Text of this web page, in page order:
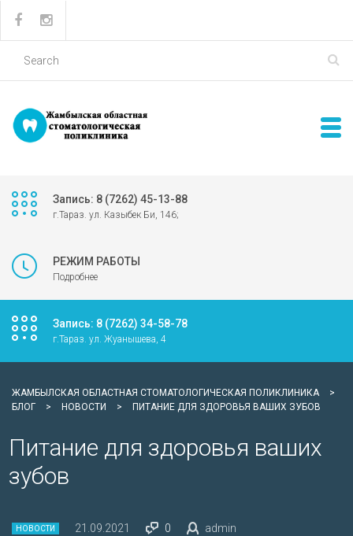
Запись: 8 (7262) 45-13-88
г.Тараз. ул. Казыбек Би, 146;
РЕЖИМ РАБОТЫ
Подробнее
Запись: 8 (7262) 34-58-78
г.Тараз. ул. Жуанышева, 4
ЖАМБЫЛСКАЯ ОБЛАСТНАЯ СТОМАТОЛОГИЧЕСКАЯ ПОЛИКЛИНИКА
>
БЛОГ
> НОВОСТИ > ПИТАНИЕ ДЛЯ ЗДОРОВЬЯ ВАШИХ ЗУБОВ
Питание для здоровья ваших
зубов
НОВОСТИ 21.09.2021 0 admin